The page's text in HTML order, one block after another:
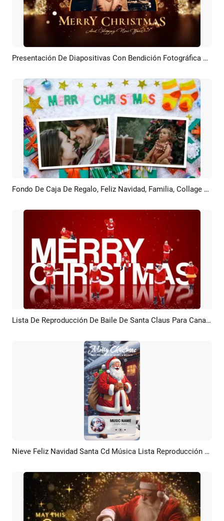
Previsualizar Crear IA Presentación De Diapositivas Con Bendición Fotográfica Navideña En Forma De Partículas De Copos De Nieve Dorados
Previsualizar Crear IA Fondo De Caja De Regalo, Feliz Navidad, Familia, Collage De Fotos Divertido
Previsualizar Personalizar Lista De Reproducción De Baile De Santa Claus Para Canal De Música De Youtube De Feliz Navidad
Previsualizar Crear IA Nieve Feliz Navidad Santa Cd Música Lista Reproducción Vlog Youtube Instagram Historia